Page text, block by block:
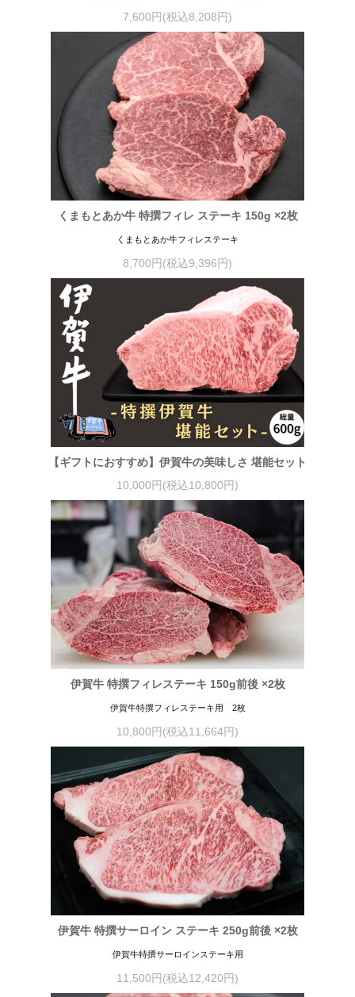
7,600円(税込8,208円)
くまもとあか牛 特撰フィレ ステーキ 150g ×2枚
くまもとあか牛フィレステーキ
8,700円(税込9,396円)
【ギフトにおすすめ】伊賀牛の美味しさ 堪能セット
10,000円(税込10,800円)
伊賀牛 特撰フィレステーキ 150g前後 ×2枚
伊賀牛特撰フィレステーキ用 2枚
10,800円(税込11,664円)
伊賀牛 特撰サーロイン ステーキ 250g前後 ×2枚
伊賀牛特撰サーロインステーキ用
11,500円(税込12,420円)